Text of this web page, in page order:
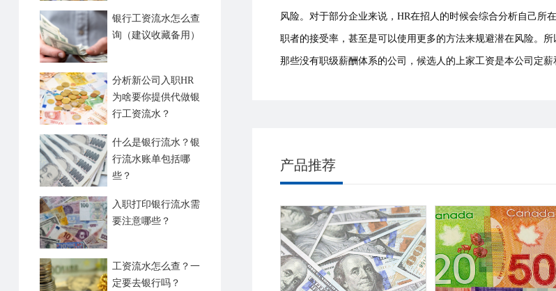
银行工资流水怎么查
询（建议收藏备用）
分析新公司入职HR
为啥要你提供代做银
行工资流水？
什么是银行流水？银
行流水账单包括哪
些？
入职打印银行流水需
要注意哪些？
工资流水怎么查？一
定要去银行吗？
风险。对于部分企业来说，HR在招人的时候会综合分析自己所
职者的接受率，甚至是可以使用更多的方法来规避潜在风险。
那些没有职级薪酬体系的公司，候选人的上家工资是本公司定薪
产品推荐